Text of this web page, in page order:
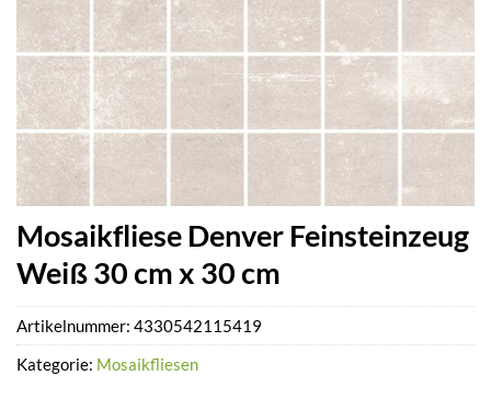
Mosaikfliese Denver Feinsteinzeug
Weiß 30 cm x 30 cm
Artikelnummer: 4330542115419
Kategorie: Mosaikfliesen